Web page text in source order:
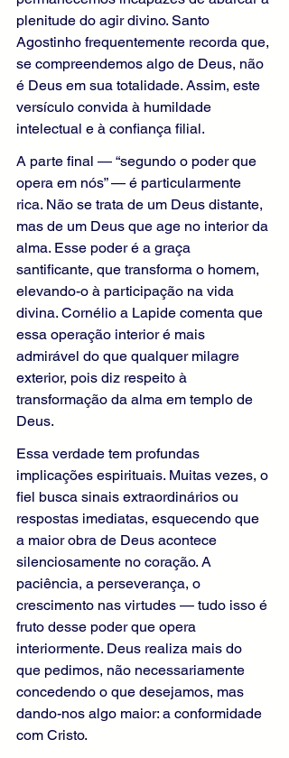
plenitude do agir divino. Santo
Agostinho frequentemente recorda que,
se compreendemos algo de Deus, não
é Deus em sua totalidade. Assim, este
versículo convida à humildade
intelectual e à confiança filial.
A parte final — “segundo o poder que
opera em nós” — é particularmente
rica. Não se trata de um Deus distante,
mas de um Deus que age no interior da
alma. Esse poder é a graça
santificante, que transforma o homem,
elevando-o à participação na vida
divina. Cornélio a Lapide comenta que
essa operação interior é mais
admirável do que qualquer milagre
exterior, pois diz respeito à
transformação da alma em templo de
Deus.
Essa verdade tem profundas
implicações espirituais. Muitas vezes, o
fiel busca sinais extraordinários ou
respostas imediatas, esquecendo que
a maior obra de Deus acontece
silenciosamente no coração. A
paciência, a perseverança, o
crescimento nas virtudes — tudo isso é
fruto desse poder que opera
interiormente. Deus realiza mais do
que pedimos, não necessariamente
concedendo o que desejamos, mas
dando-nos algo maior: a conformidade
com Cristo.